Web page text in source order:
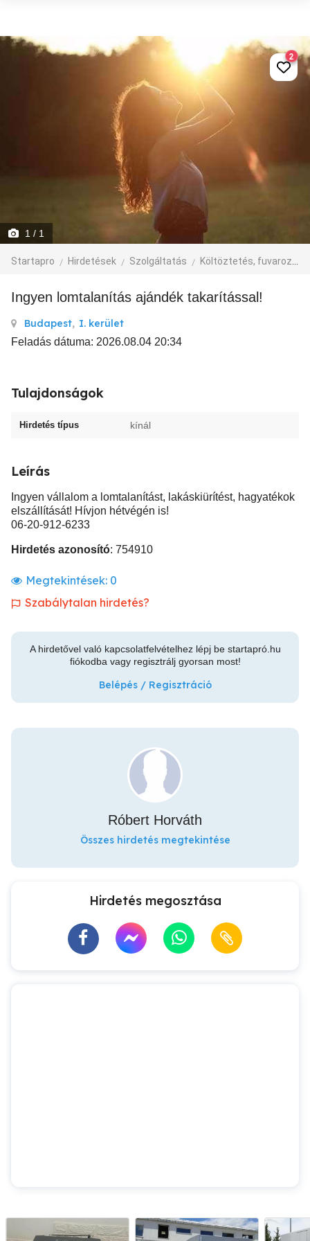
1 / 1
Startapro Hirdetések Szolgáltatás Költöztetés, fuvarozás, járműbérlés
2
Ingyen lomtalanítás ajándék takarítással!
Budapest, I. kerület
Feladás dátuma: 2026.08.04 20:34
Tulajdonságok
Hirdetés típus kínál
Leírás
Ingyen vállalom a lomtalanítást, lakáskiürítést, hagyatékok
elszállítását! Hívjon hétvégén is!
06-20-912-6233
Hirdetés azonosító: 754910
Megtekintések: 0
Szabálytalan hirdetés?
A hirdetővel való kapcsolatfelvételhez lépj be startapró.hu
fiókodba vagy regisztrálj gyorsan most!
Belépés / Regisztráció
Róbert Horváth
Összes hirdetés megtekintése
Hirdetés megosztása